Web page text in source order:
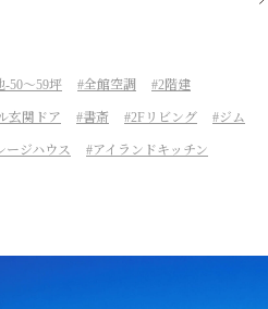
-50～59坪 全館空調 2階建
玄関ドア 書斎 2Fリビング ジム
ージハウス アイランドキッチン